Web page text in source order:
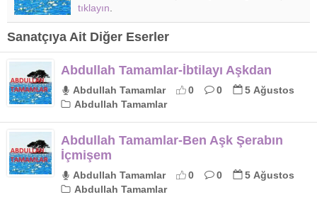
tıklayın
Sanatçıya Ait Diğer Eserler
Abdullah Tamamlar-İbtilayı Aşkdan
Abdullah Tamamlar 0 0
5 Ağustos
Abdullah Tamamlar
Abdullah Tamamlar-Ben Aşk Şerabın
İçmişem
Abdullah Tamamlar 0 0
5 Ağustos
Abdullah Tamamlar